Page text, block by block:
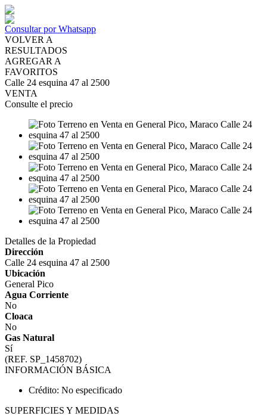
Consultar por Whatsapp
VOLVER A
RESULTADOS
AGREGAR A
FAVORITOS
Calle 24 esquina 47 al 2500
VENTA
Consulte el precio
Detalles de la Propiedad
Dirección
Calle 24 esquina 47 al 2500
Ubicación
General Pico
Agua Corriente
No
Cloaca
No
Gas Natural
Sí
(REF. SP_1458702)
INFORMACIÓN BÁSICA
Crédito: No especificado
SUPERFICIES Y MEDIDAS